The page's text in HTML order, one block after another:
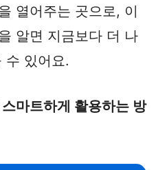
열어주는 곳으로, 이
알면 지금보다 더 나
수 있어요.
마트하게 활용하는 방